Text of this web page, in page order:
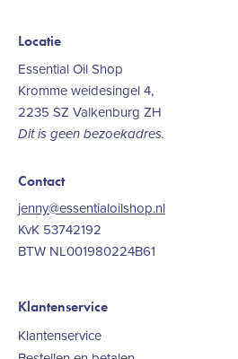
Locatie
Essential Oil Shop
Kromme weidesingel 4,
2235 SZ Valkenburg ZH
Dit is geen bezoekadres.
Contact
jenny@essentialoilshop.nl
KvK 53742192
BTW NL001980224B61
Klantenservice
Klantenservice